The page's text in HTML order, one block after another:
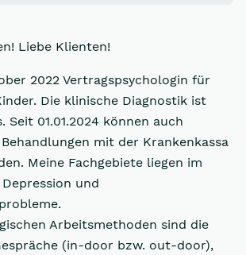
Liebe Klienten!
2022 Vertragspsychologin für
Die klinische Diagnostik ist
Seit 01.01.2024 können auch
mit der Krankenkassa
Meine Fachgebiete liegen im
und
Arbeitsmethoden sind die
(in-door bzw. out-door),